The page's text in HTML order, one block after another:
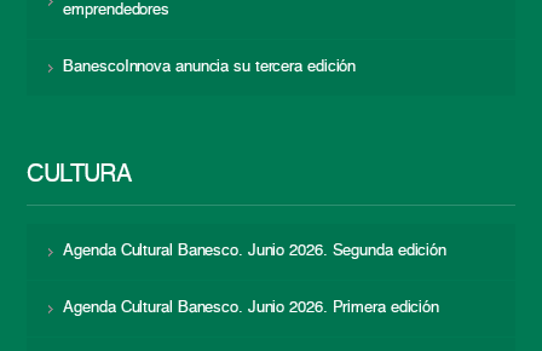
emprendedores
BanescoInnova anuncia su tercera edición
CULTURA
Agenda Cultural Banesco. Junio 2026. Segunda edición
Agenda Cultural Banesco. Junio 2026. Primera edición